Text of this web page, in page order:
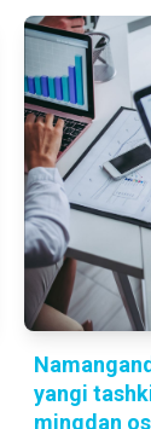
yangi
mingdan